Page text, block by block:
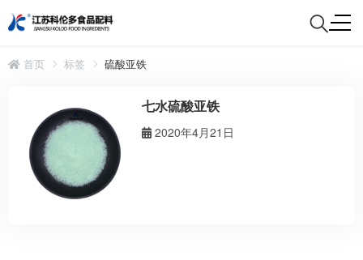
首页 标签 硫酸亚铁
七水硫酸亚铁
2020年4月21日